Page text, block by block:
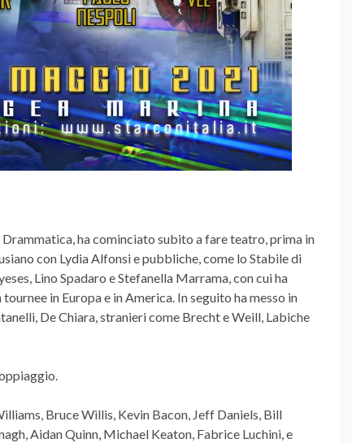
ha cominciato subito a fare teatro, prima in
con Lydia Alfonsi e pubbliche, come lo Stabile di
Lino Spadaro e Stefanella Marrama, con cui ha
in Europa e in America. In seguito ha messo in
De Chiara, stranieri come Brecht e Weill, Labiche
Bruce Willis, Kevin Bacon, Jeff Daniels, Bill
Aidan Quinn, Michael Keaton, Fabrice Luchini, e